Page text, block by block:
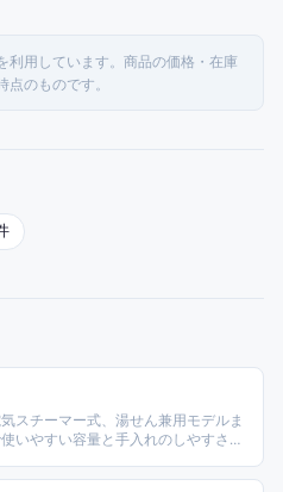
利用しています。商品の価格・在庫
点のものです。
スチーマー式、湯せん兼用モデルま
いやすい容量と手入れのしやすさを